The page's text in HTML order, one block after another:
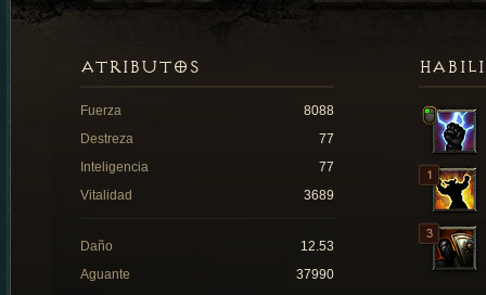
ATRIBUTOS
Fuerza
8088
Destreza
77
Inteligencia
77
Vitalidad
3689
Daño
12.53
Aguante
37990